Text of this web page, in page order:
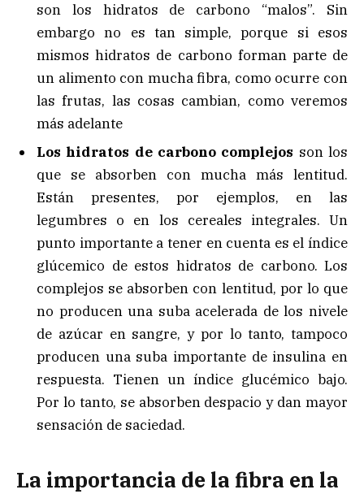
son los hidratos de carbono “malos”. Sin
embargo no es tan simple, porque si esos
mismos hidratos de carbono forman parte de
un alimento con mucha fibra, como ocurre con
las frutas, las cosas cambian, como veremos
más adelante
Los hidratos de carbono complejos son los
que se absorben con mucha más lentitud.
Están presentes, por ejemplos, en las
legumbres o en los cereales integrales. Un
punto importante a tener en cuenta es el índice
glúcemico de estos hidratos de carbono. Los
complejos se absorben con lentitud, por lo que
no producen una suba acelerada de los nivele
de azúcar en sangre, y por lo tanto, tampoco
producen una suba importante de insulina en
respuesta. Tienen un índice glucémico bajo.
Por lo tanto, se absorben despacio y dan mayor
sensación de saciedad.
La importancia de la fibra en la